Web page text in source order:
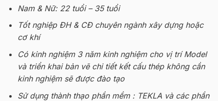
Nam & Nữ: 22 tuổi – 35 tuổi
Tốt nghiệp ĐH & CĐ chuyên ngành xây dựng hoặc
cơ khí
Có kinh nghiệm 3 năm kinh nghiệm cho vị trí Model
và triển khai bản vẽ chi tiết kết cấu thép không cần
kinh nghiệm sẽ được đào tạo
Sử dụng thành thạo phần mềm : TEKLA và các phần